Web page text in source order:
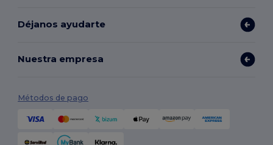
Déjanos ayudarte
Nuestra empresa
Métodos de pago